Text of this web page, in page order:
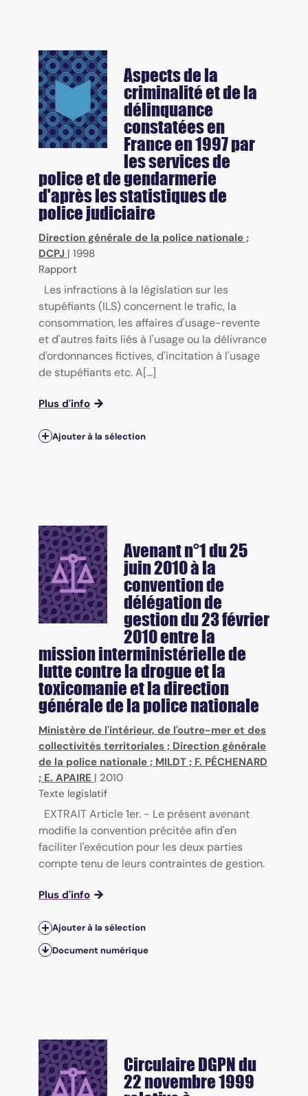
Aspects de la
criminalité et de la
délinquance
constatées en
France en 1997 par
les services de
police et de gendarmerie
d'après les statistiques de
police judiciaire
Direction générale de la police nationale ;
DCPJ | 1998
Rapport
Les infractions à la législation sur les
stupéfiants (ILS) concernent le trafic, la
consommation, les affaires d'usage-revente
et d'autres faits liés à l'usage ou la délivrance
d'ordonnances fictives, d'incitation à l'usage
de stupéfiants etc. A[...]
Plus d'info
Ajouter à la sélection
Avenant n°1 du 25
juin 2010 à la
convention de
délégation de
gestion du 23 février
2010 entre la
mission interministérielle de
lutte contre la drogue et la
toxicomanie et la direction
générale de la police nationale
Ministère de l'intérieur, de l'outre-mer et des
collectivités territoriales ; Direction générale
de la police nationale ; MILDT ; F. PÉCHENARD
; E. APAIRE | 2010
Texte legislatif
EXTRAIT Article 1er. - Le présent avenant
modifie la convention précitée afin d'en
faciliter l'exécution pour les deux parties
compte tenu de leurs contraintes de gestion.
Plus d'info
Ajouter à la sélection
Document numérique
Circulaire DGPN du
22 novembre 1999